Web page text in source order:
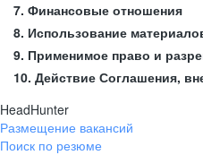
7. Финансовые отношения
8. Использование
9. Применимое право и
10. Действие Соглашения,
HeadHunter
Размещение вакансий
Поиск по резюме